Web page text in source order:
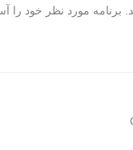
برنامه مورد نظر خود را